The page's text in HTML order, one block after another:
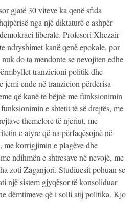
gjatë 30 viteve ka qenë sfida
nga një diktaturë e ashpër
liberale. Profesori Xhezair
ndryshimet kanë qenë epokale, por
do ta mendonte se nevojiten edhe
tranzicioni politik dhe
ende në tranzicion përderisa
që kanë të bëjnë me funksionimin
e shtetit të së drejtës, me
themelore të njeriut, me
e atyre që na përfaqësojnë në
korrigjimin e plagëve dhe
ndihmën e shtresave në nevojë, me
zoti Zaganjori. Studiuesit pohuan se
një sistem gjyqësor të konsoliduar
dëmtimeve që i solli atij politika. Kjo